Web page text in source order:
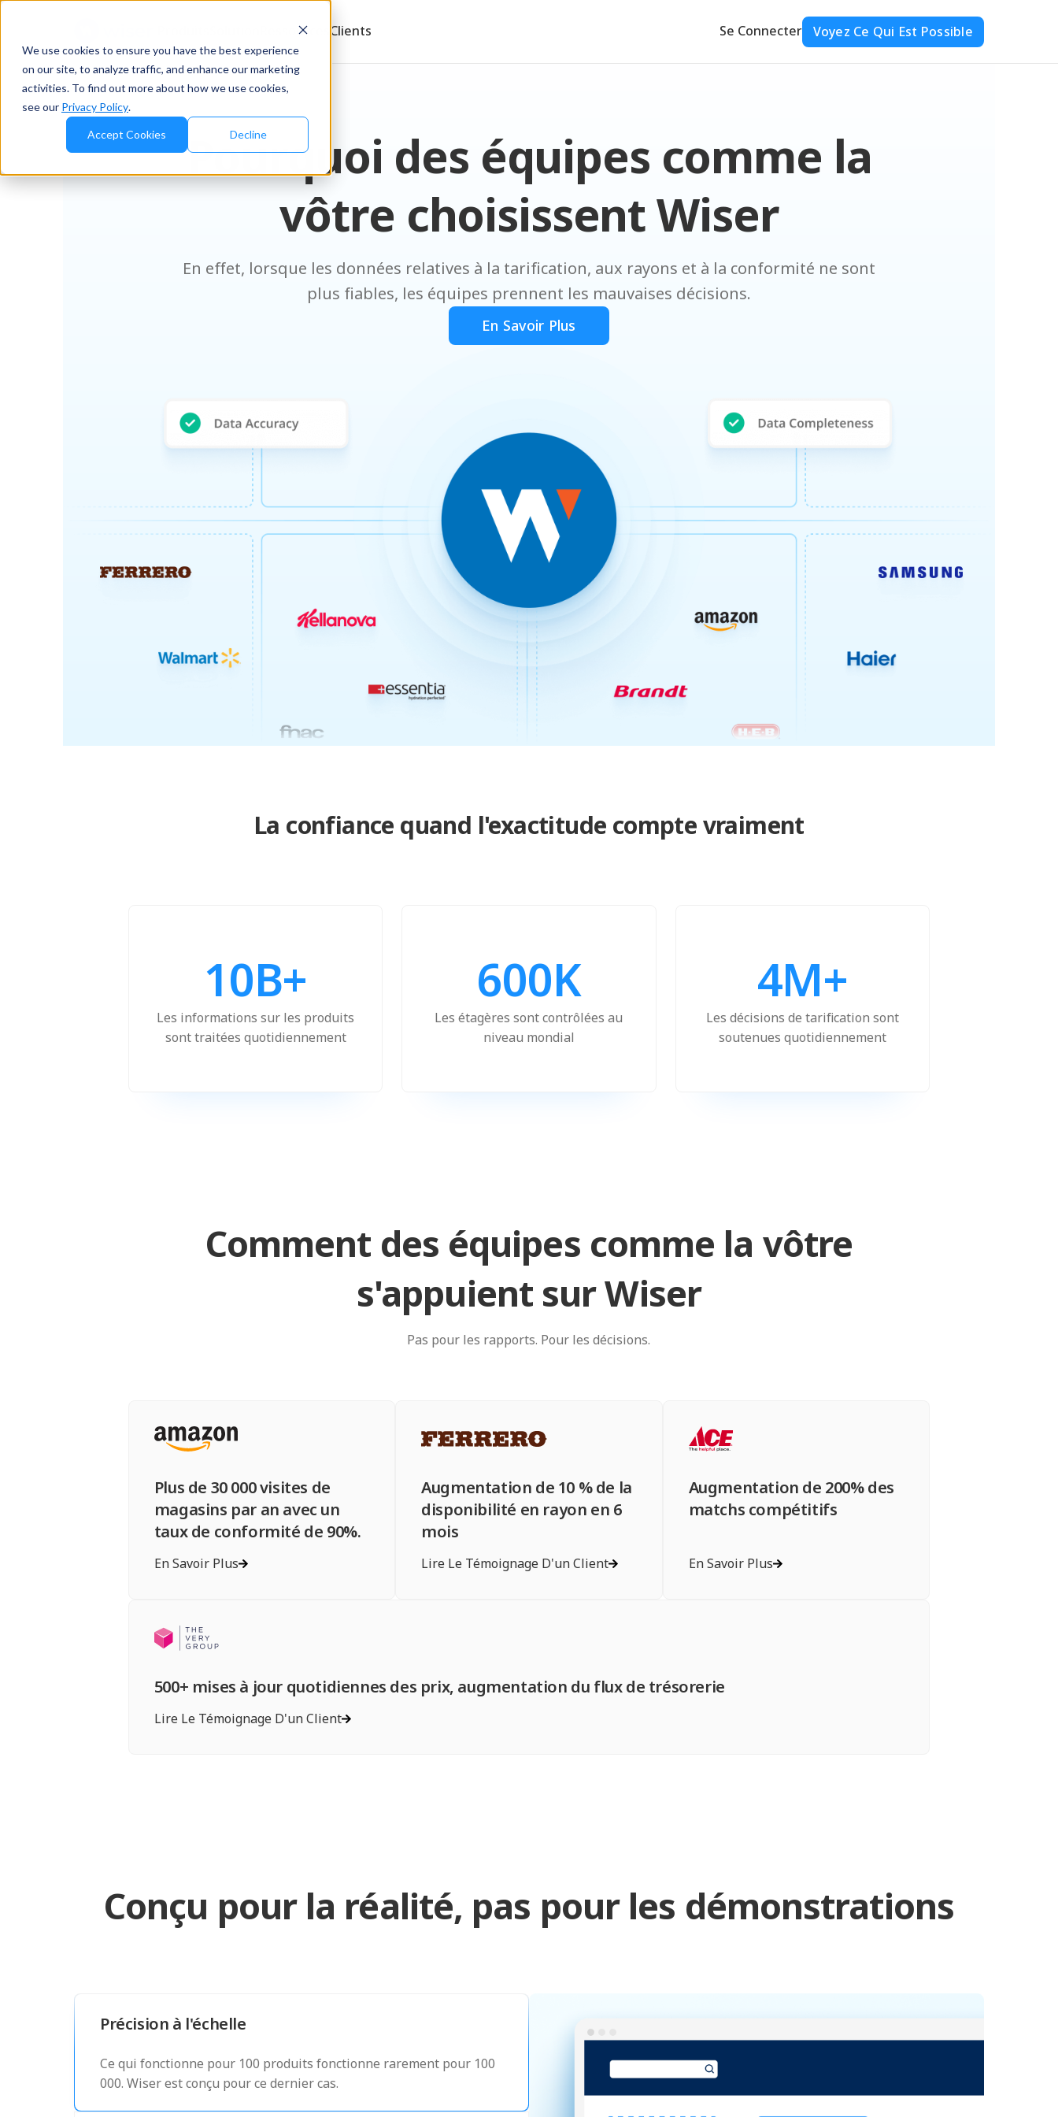
We use cookies to ensure you have the best experience
on our site, to analyze traffic, and enhance our marketing
activities. To find out more about how we use cookies,
see our Privacy Policy.
Accept Cookies Decline
Ressources Clients Se Connecter Voyez Ce Qui Est Possible
Pourquoi des équipes comme la
vôtre choisissent Wiser
En effet, lorsque les données relatives à la tarification, aux rayons et à la conformité ne sont
plus fiables, les équipes prennent les mauvaises décisions.
En Savoir Plus
La confiance quand l'exactitude compte vraiment
10B+
Les informations sur les produits
sont traitées quotidiennement
600K
Les étagères sont contrôlées au
niveau mondial
4M+
Les décisions de tarification sont
soutenues quotidiennement
Comment des équipes comme la vôtre
s'appuient sur Wiser
Pas pour les rapports. Pour les décisions.
Plus de 30 000 visites de
magasins par an avec un
taux de conformité de 90%.
En Savoir Plus
Augmentation de 10 % de la
disponibilité en rayon en 6
mois
Lire Le Témoignage D'un Client
Augmentation de 200% des
matchs compétitifs
En Savoir Plus
500+ mises à jour quotidiennes des prix, augmentation du flux de trésorerie
Lire Le Témoignage D'un Client
Conçu pour la réalité, pas pour les démonstrations
Précision à l'échelle
Ce qui fonctionne pour 100 produits fonctionne rarement pour 100
000. Wiser est conçu pour ce dernier cas.